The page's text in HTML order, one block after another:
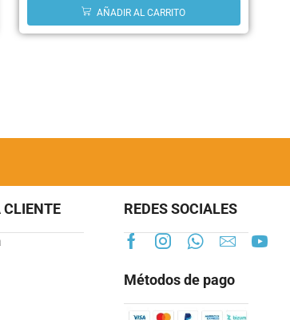
AÑADIR AL CARRITO
CLIENTE REDES SOCIALES
Métodos de pago